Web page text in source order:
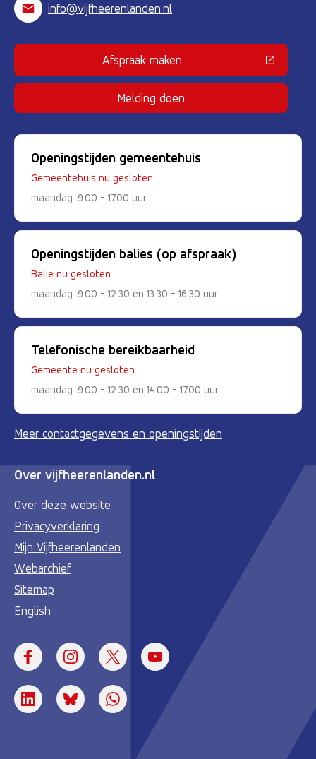
info@vijfheerenlanden.nl
Afspraak maken(Deze link gaat naar een externe
Melding doen
Openingstijden gemeentehuis
Gemeentehuis nu gesloten.
maandag: 9.00 - 17.00 uur
Openingstijden balies (op afspraak)
Balie nu gesloten.
maandag: 9.00 - 12.30 en 13.30 - 16.30 uur
Telefonische bereikbaarheid
Gemeente nu gesloten.
maandag: 9.00 - 12.30 en 14.00 - 17.00 uur
Meer contactgegevens en openingstijden
Over vijfheerenlanden.nl
Over deze website
Privacyverklaring
Mijn Vijfheerenlanden
Webarchief
Sitemap
English